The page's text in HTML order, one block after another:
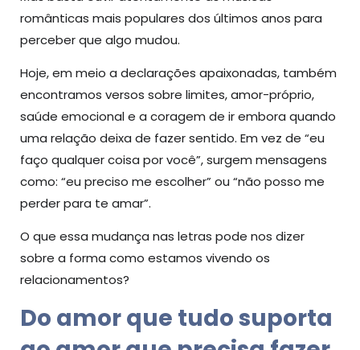
românticas mais populares dos últimos anos para
perceber que algo mudou.
Hoje, em meio a declarações apaixonadas, também
encontramos versos sobre limites, amor-próprio,
saúde emocional e a coragem de ir embora quando
uma relação deixa de fazer sentido. Em vez de “eu
faço qualquer coisa por você”, surgem mensagens
como: “eu preciso me escolher” ou “não posso me
perder para te amar”.
O que essa mudança nas letras pode nos dizer
sobre a forma como estamos vivendo os
relacionamentos?
Do amor que tudo suporta